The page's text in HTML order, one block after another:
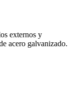
externos y
acero galvanizado.